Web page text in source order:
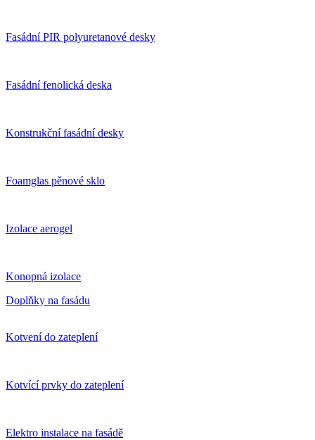
Fasádní PIR polyuretanové desky
Fasádní fenolická deska
Konstrukční fasádní desky
Foamglas pěnové sklo
Izolace aerogel
Konopná izolace
Doplňky na fasádu
Kotvení do zateplení
Kotvící prvky do zateplení
Elektro instalace na fasádě